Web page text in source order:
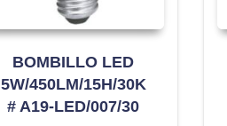
BOMBILLO LED
5W/450LM/15H/30K
# A19-LED/007/30